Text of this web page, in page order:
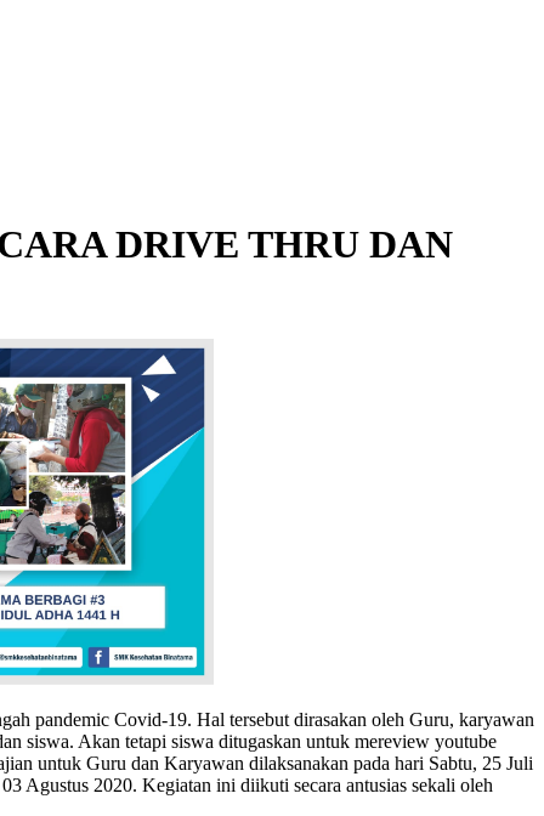
DRIVE THRU DAN
pandemic Covid-19. Hal tersebut dirasakan oleh Guru, karyawan
siswa. Akan tetapi siswa ditugaskan untuk mereview youtube
untuk Guru dan Karyawan dilaksanakan pada hari Sabtu, 25 Juli
Agustus 2020. Kegiatan ini diikuti secara antusias sekali oleh